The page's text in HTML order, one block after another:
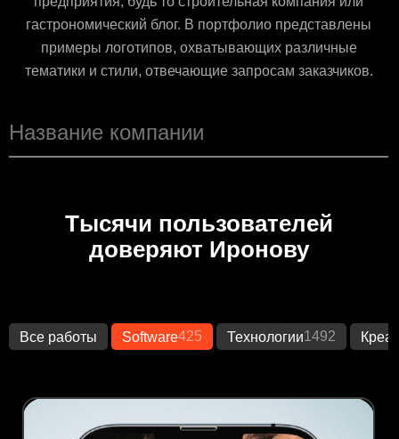
гастрономический блог. В портфолио представлены
примеры логотипов, охватывающих различные
тематики и стили, отвечающие запросам заказчиков.
Тысячи пользователей
доверяют Иронову
Все работы Software425 Технологии1492